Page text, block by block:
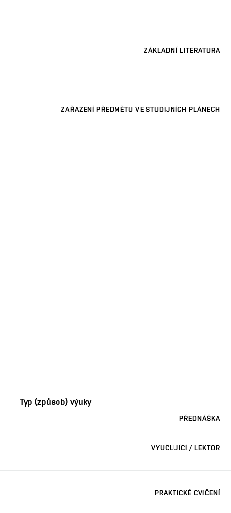
ZÁKLADNÍ LITERATURA
ZAŘAZENÍ PŘEDMĚTU VE STUDIJNÍCH PLÁNECH
Typ (způsob) výuky
PŘEDNÁŠKA
VYUČUJÍCÍ / LEKTOR
PRAKTICKÉ CVIČENÍ